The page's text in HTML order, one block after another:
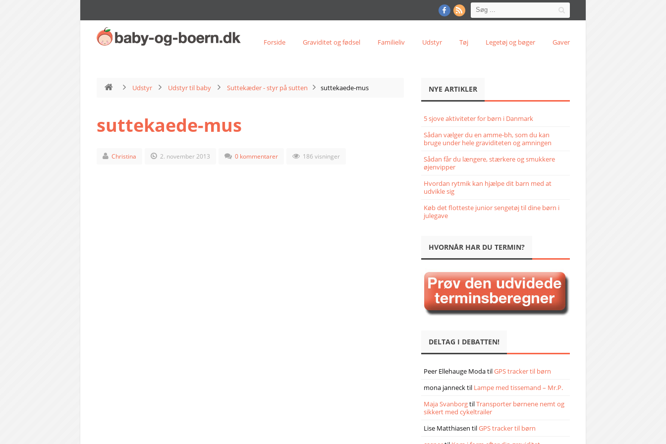
Forside Graviditet og fødsel Familieliv Udstyr Tøj Legetøj og bøger Gaver
Udstyr Udstyr til baby Suttekæder - styr på sutten suttekaede-mus
suttekaede-mus
Christina 2. november 2013 0 kommentarer 186 visninger
NYE ARTIKLER
5 sjove aktiviteter for børn i Danmark
Sådan vælger du en amme-bh, som du kan
bruge under hele graviditeten og amningen
Sådan får du længere, stærkere og smukkere
øjenvipper
Hvordan rytmik kan hjælpe dit barn med at
udvikle sig
Køb det flotteste junior sengetøj til dine børn i
julegave
HVORNÅR HAR DU TERMIN?
DELTAG I DEBATTEN!
Peer Ellehauge ModatilGPS tracker til børn
mona jannecktil Lampe med tissemand – Mr.P.
Maja SvanborgtilTransporter børnene nemt og
sikkert med cykeltrailer
Lise Matthiasen tilGPS tracker til børn